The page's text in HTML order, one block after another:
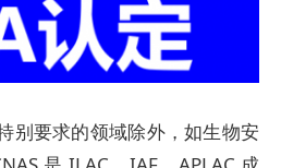
别要求的领域除外，如生物安